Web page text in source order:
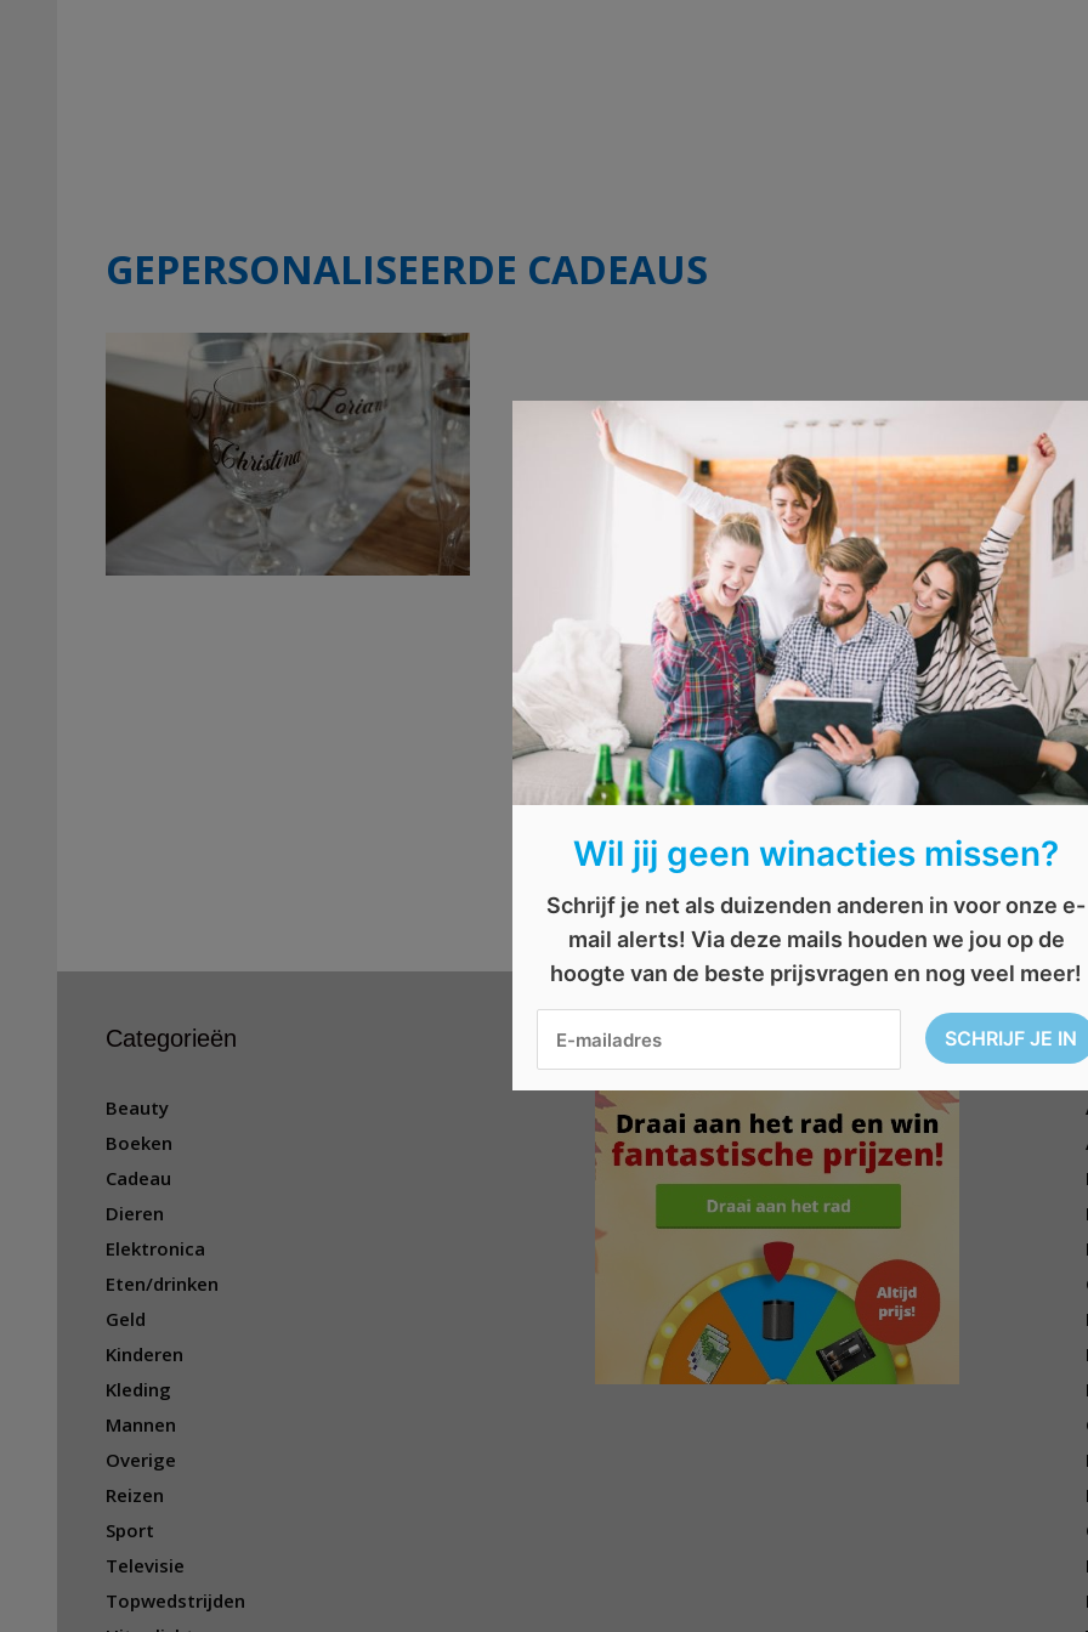
GEPERSONALISEERDE CADEAUS
Categorieën
Beauty
Boeken
Cadeau
Dieren
Elektronica
Eten/drinken
Geld
Kinderen
Kleding
Mannen
Overige
Reizen
Sport
Televisie
Topwedstrijden
Wil jij geen winacties missen?
Schrijf je net als duizenden anderen in voor onze e-
mail alerts! Via deze mails houden we jou op de
hoogte van de beste prijsvragen en nog veel meer!